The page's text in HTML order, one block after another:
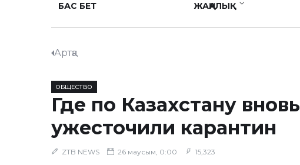
БАС БЕТ ЖАҢАЛЫҚ
Артқа
ОБЩЕСТВО
Где по Казахстану вновь
ужесточили карантин
ZTB NEWS 26 маусым, 0:00 15,323